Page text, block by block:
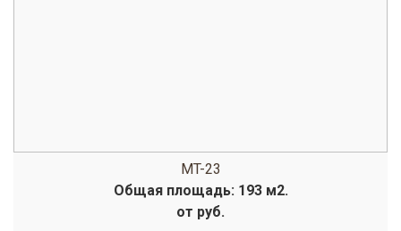
MT-23
Общая площадь: 193 м2.
от руб.